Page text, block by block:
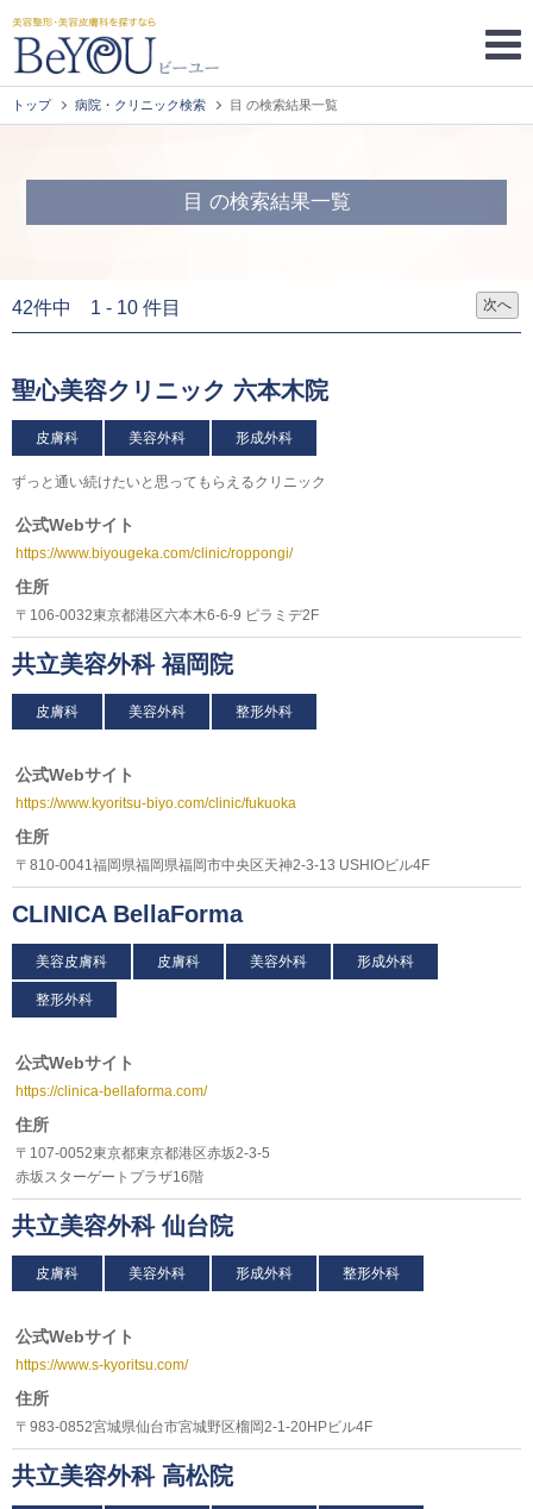
トップ 病院・クリニック検索 目 の検索結果一覧
目 の検索結果一覧
42件中 1 - 10 件目 次へ
聖心美容クリニック 六本木院
皮膚科 美容外科 形成外科
ずっと通い続けたいと思ってもらえるクリニック
公式Webサイト
https://www.biyougeka.com/clinic/roppongi/
住所
〒106-0032東京都港区六本木6-6-9 ピラミデ2F
共立美容外科 福岡院
皮膚科 美容外科 整形外科
公式Webサイト
https://www.kyoritsu-biyo.com/clinic/fukuoka
住所
〒810-0041福岡県福岡県福岡市中央区天神2-3-13 USHIOビル4F
CLINICA BellaForma
美容皮膚科 皮膚科 美容外科 形成外科
整形外科
公式Webサイト
https://clinica-bellaforma.com/
住所
〒107-0052東京都東京都港区赤坂2-3-5
赤坂スターゲートプラザ16階
共立美容外科 仙台院
皮膚科 美容外科 形成外科 整形外科
公式Webサイト
https://www.s-kyoritsu.com/
住所
〒983-0852宮城県仙台市宮城野区榴岡2-1-20HPビル4F
共立美容外科 高松院